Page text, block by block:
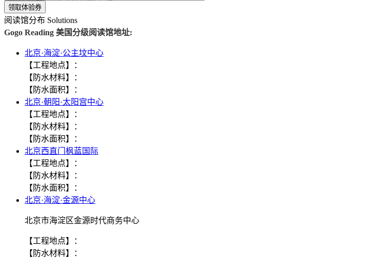
阅读馆分布 Solutions
Gogo Reading 美国分级阅读馆地址:
北京·海淀·公主坟中心
【工程地点】：
【防水材料】：
【防水面积】：
北京·朝阳·太阳宫中心
【工程地点】：
【防水材料】：
【防水面积】：
北京西直门枫蓝国际
【工程地点】：
【防水材料】：
【防水面积】：
北京·海淀·金源中心
北京市海淀区金源时代商务中心
【工程地点】：
【防水材料】：